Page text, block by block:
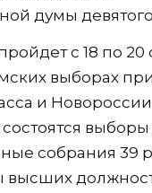
думы
с 18 по 20
выборах
и
выборы
собрания 39
высших